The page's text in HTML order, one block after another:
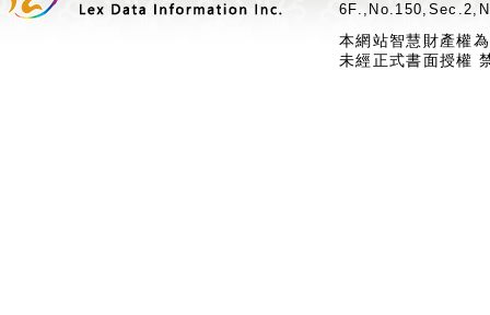
本網站智慧財產權
未經正式書面授權